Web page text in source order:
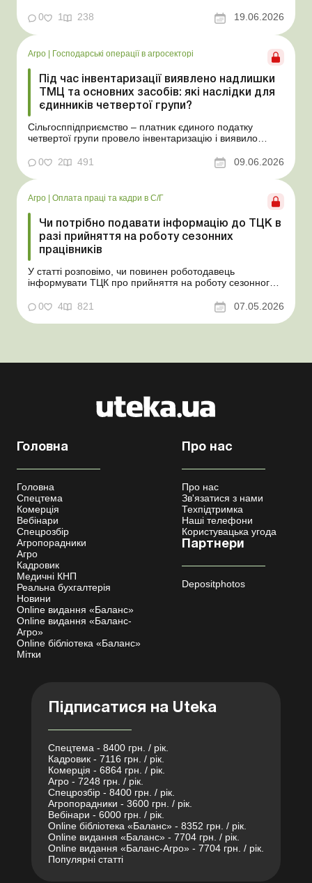
ситуацію тим, що плата за користування земельною
ділянкою була виплачена власнику наперед за декілька
років. У такому разі перед емфітевтом і власник...
0 1 238 19.06.2026
Агро | Господарські операції в агросекторі
Під час інвентаризації виявлено надлишки
ТМЦ та основних засобів: які наслідки для
єдинників четвертої групи?
Сільгосппідприємство – платник єдиного податку
четвертої групи провело інвентаризацію і виявило
товарів, продукції власного виробництва, а також
основних засобів (далі – ОЗ). Як вплинуть такі
надлишки при їх оприбуткуванні на частку сільгоспто...
0 2 491 09.06.2026
Агро | Оплата праці та кадри в С/Г
Чи потрібно подавати інформацію до ТЦК в
разі прийняття на роботу сезонних
працівників
У статті розповімо, чи повинен роботодавець
інформувати ТЦК про прийняття на роботу сезонного
агропідприємств приймає працівників на сезонні
роботи. Через значні штрафні санкції за порушення
порядку ведення військового обліку в
0 4 821 07.05.2026
Головна
Головна
Спецтема
Комерція
Вебінари
Спецрозбір
Агропорадники
Агро
Кадровик
Медичні КНП
Реальна бухгалтерія
Новини
Online видання «Баланс»
Online видання «Баланс-
Агро»
Online бібліотека «Баланс»
Мітки
Про нас
Про нас
Зв'язатися з нами
Техпідтримка
Наші телефони
Користувацька угода
Партнери
Depositphotos
Підписатися на Uteka
Спецтема - 8400 грн. / рік.
Кадровик - 7116 грн. / рік.
Комерція - 6864 грн. / рік.
Агро - 7248 грн. / рік.
Спецрозбір - 8400 грн. / рік.
Агропорадники - 3600 грн. / рік.
Вебінари - 6000 грн. / рік.
Online бібліотека «Баланс» - 8352 грн. / рік.
Online видання «Баланс» - 7704 грн. / рік.
Online видання «Баланс-Агро» - 7704 грн. / рік.
Популярні статті